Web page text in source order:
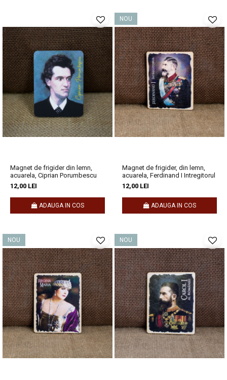
Magnet de frigider din lemn,
acuarela, Ciprian Porumbescu
12,00 LEI
ADAUGA IN COS
NOU
Magnet de frigider, din lemn,
acuarela, Ferdinand I Intregitorul
12,00 LEI
ADAUGA IN COS
NOU NOU